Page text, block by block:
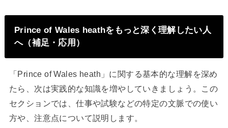
Prince of Wales heathをもっと深く理解したい人
へ（補足・応用）
「Prince of Wales heath」に関する基本的な理解を深め
たら、次は実践的な知識を増やしていきましょう。この
セクションでは、仕事や試験などの特定の文脈での使い
方や、注意点について説明します。